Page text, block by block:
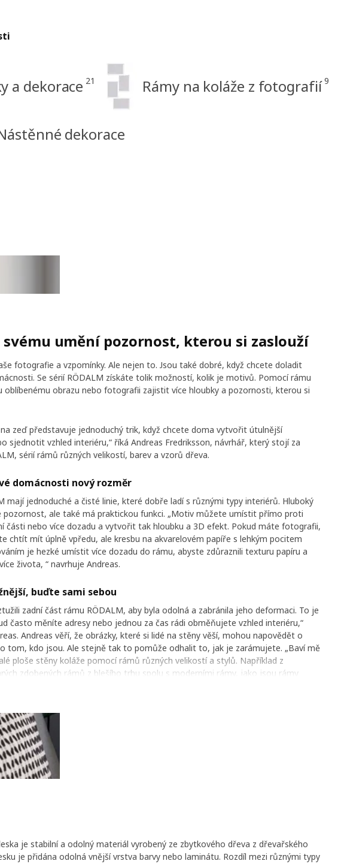
a dekorace 21 Rámy na koláže z fotografií 9
dekorace
umění pozornost, kterou si zaslouží
fotografie a vzpomínky. Ale nejen to. Jsou také dobré, když chcete doladit
Se sérií RÖDALM získáte tolik možností, kolik je motivů. Pomocí rámu
oblíbenému obrazu nebo fotografii zajistit více hloubky a pozornosti, kterou si
zeď představuje jednoduchý trik, když chcete doma vytvořit útulnější
sjednotit vzhled interiéru,“ říká Andreas Fredriksson, návrhář, který stojí za
sérií rámů různých velikostí, barev a vzorů dřeva.
domácnosti nový rozměr
mají jednoduché a čisté linie, které dobře ladí s různými typy interiérů. Hluboký
pozornost, ale také má praktickou funkci. „Motiv můžete umístit přímo proti
části nebo více dozadu a vytvořit tak hloubku a 3D efekt. Pokud máte fotografii,
chtít mít úplně vpředu, ale kresbu na akvarelovém papíře s lehkým pocitem
je hezké umístit více dozadu do rámu, abyste zdůraznili texturu papíru a
života, “ navrhuje Andreas.
buďte sami sebou
zadní část rámu RÖDALM, aby byla odolná a zabránila jeho deformaci. To je
často měníte adresy nebo jednou za čas rádi obměňujete vzhled interiéru,“
Andreas věří, že obrázky, které si lidé na stěny věší, mohou napovědět o
tom, kdo jsou. Ale stejně tak to pomůže odhalit to, jak je zarámujete. „Baví mě
ploše stěny koláže pomocí rámů různých velikostí a stylů. Například z
zdobených rámů z blešího trhu spolu s moderními rámy, jako jsou rámy
už samotný motiv ztrácí na důležitosti a může stačit obyčejný tah štětcem na
se vám bude líbit."
je stabilní a odolný materiál vyrobený ze zbytkového dřeva z dřevařského
je přidána odolná vnější vrstva barvy nebo laminátu. Rozdíl mezi různými typy